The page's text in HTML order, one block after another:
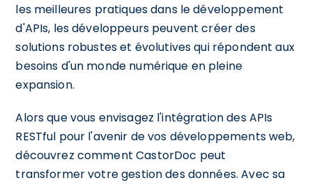
les meilleures pratiques dans le développement
d'APIs, les développeurs peuvent créer des
solutions robustes et évolutives qui répondent aux
besoins d'un monde numérique en pleine
expansion.
Alors que vous envisagez l'intégration des APIs
RESTful pour l'avenir de vos développements web,
découvrez comment CastorDoc peut
transformer votre gestion des données. Avec sa